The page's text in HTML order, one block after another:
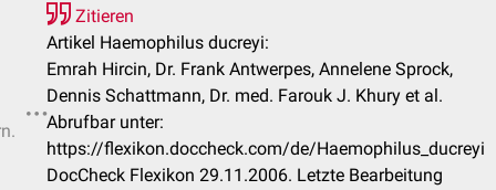
Zitieren
Artikel Haemophilus ducreyi:
Emrah Hircin, Dr. Frank Antwerpes, Annelene Sprock,
Dennis Schattmann, Dr. med. Farouk J. Khury et al.
Abrufbar unter:
https://flexikon.doccheck.com/de/Haemophilus_ducreyi
DocCheck Flexikon 29.11.2006. Letzte Bearbeitung